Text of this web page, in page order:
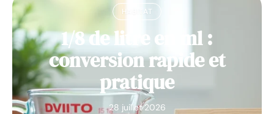
HABITAT
1/8 de litre en ml :
conversion rapide et
pratique
28 juillet 2026